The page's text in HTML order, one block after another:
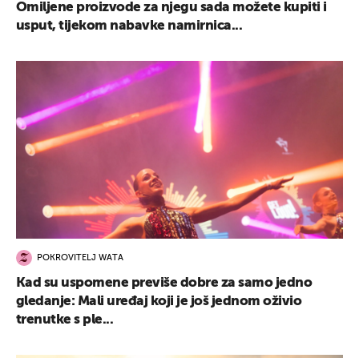
Omiljene proizvode za njegu sada možete kupiti i
usput, tijekom nabavke namirnica...
POKROVITELJ WATA
Kad su uspomene previše dobre za samo jedno
gledanje: Mali uređaj koji je još jednom oživio
trenutke s ple...